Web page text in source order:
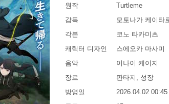
원작
Turtleme
감독
모토나가 케이타
각본
코노 타카미츠
캐릭터 디자인
스에오카 마사미
음악
이나이 케이지
장르
판타지, 성장
방영일
2026.04.02 00:45